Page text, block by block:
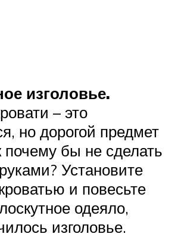
изголовье.
– это
но дорогой предмет
почему бы не сделать
Установите
и повесьте
одеяло,
изголовье.